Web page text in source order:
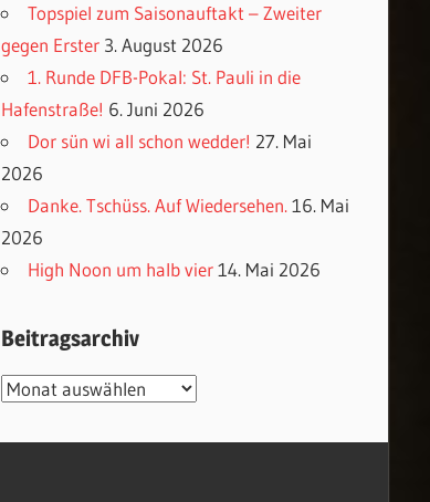
Topspiel zum Saisonauftakt – Zweiter
gegen Erster 3. August 2026
1. Runde DFB-Pokal: St. Pauli in die
Hafenstraße! 6. Juni 2026
Dor sün wi all schon wedder! 27. Mai
2026
Danke. Tschüss. Auf Wiedersehen. 16. Mai
2026
High Noon um halb vier 14. Mai 2026
Beitragsarchiv
Beitragsarchiv